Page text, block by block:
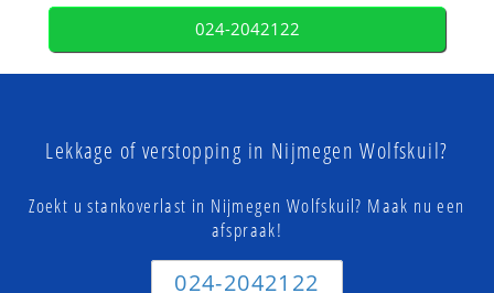
024-2042122
Lekkage of verstopping in Nijmegen Wolfskuil?
Zoekt u stankoverlast in Nijmegen Wolfskuil? Maak nu een
afspraak!
024-2042122